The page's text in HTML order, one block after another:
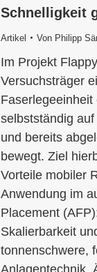
Schnelligkeit
Artikel Von Philipp
Im Projekt
Versuchsträger
selbstständig
und bereits
bewegt. Ziel
Vorteile mobiler
Anwendung im
Placement
Skalierbarkeit
tonnenschwere,
Anlagentechnik.